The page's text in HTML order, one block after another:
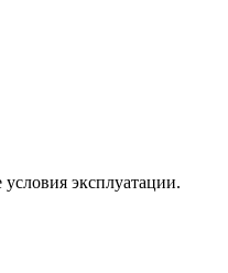
эксплуатации.